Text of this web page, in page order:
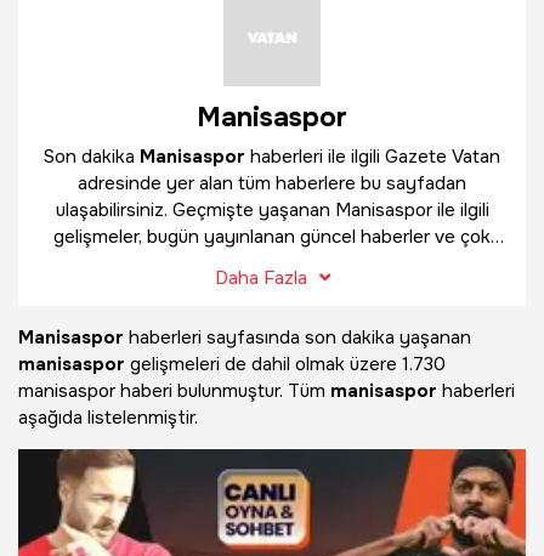
Manisaspor
Son dakika Manisaspor haberleri ile ilgili Gazete Vatan
adresinde yer alan tüm haberlere bu sayfadan
ulaşabilirsiniz. Geçmişte yaşanan Manisaspor ile ilgili
gelişmeler, bugün yayınlanan güncel haberler ve çok
bulabilirsiniz.
Daha Fazla
Manisaspor haberleri sayfasında son dakika yaşanan
manisaspor gelişmeleri de dahil olmak üzere 1.730
manisaspor haberi bulunmuştur. Tüm manisaspor haberleri
aşağıda listelenmiştir.